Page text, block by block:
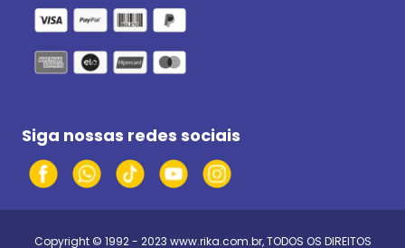
Siga nossas redes sociais
Copyright © 1992 - 2023 www.rika.com.br, TODOS OS DIREITOS